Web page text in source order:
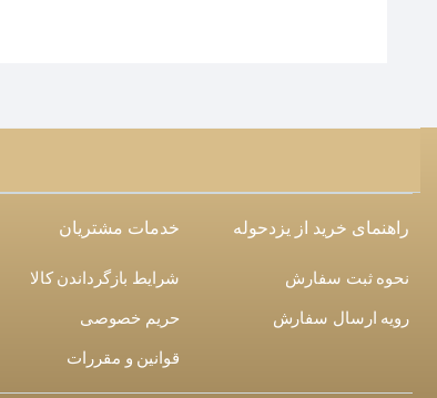
راهنمای خرید از یزدحوله
نحوه ثبت سفارش
رویه ارسال سفارش
خدمات مشتریان
شرایط بازگرداندن کالا
حریم خصوصی
قوانین و مقررات